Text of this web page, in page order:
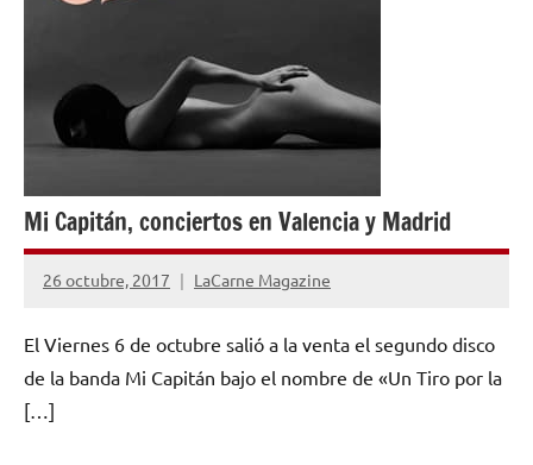
Mi Capitán, conciertos en Valencia y Madrid
26 octubre, 2017 LaCarne Magazine
No
comentarios
El Viernes 6 de octubre salió a la venta el segundo disco
de la banda Mi Capitán bajo el nombre de «Un Tiro por la
[…]